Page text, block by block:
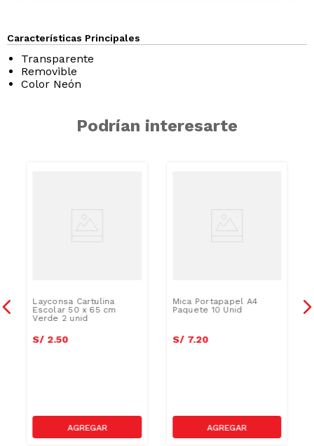
Características Principales
Transparente
Removible
Color Neón
Podrían interesarte
Layconsa Cartulina
Escolar 50 x 65 cm
Verde 2 unid
S/ 2.50
Mica Portapapel A4
Paquete 10 Unid
S/ 7.20